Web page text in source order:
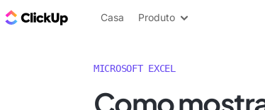
ClickUp Blogue
Casa Produto
MICROSOFT EXCEL
Como